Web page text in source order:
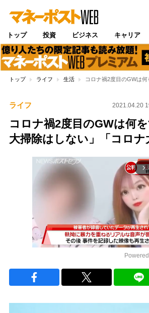
トップ 投資 ビジネス キャリア
トップ ライフ 生活 コロナ禍2度目のGWは
ライフ 2021.04.20
コロナ禍2度目のGWは何
大掃除はしない」「コロナ
arrow_forward_ios